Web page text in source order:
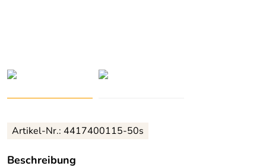
Artikel-Nr.: 4417400115-50s
Beschreibung